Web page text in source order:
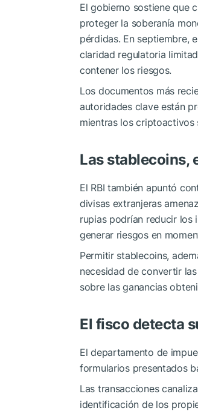
El gobierno sostiene que
proteger la soberanía
pérdidas. En septiembre,
claridad regulatoria
contener los riesgos.
Los documentos más
autoridades clave están
mientras los criptoactivos
Las stablecoins,
El RBI también apuntó
divisas extranjeras
rupias podrían reducir los
generar riesgos en
Permitir stablecoins,
necesidad de convertir
sobre las ganancias
El fisco detecta
El departamento de
formularios presentados
Las transacciones
identificación de los